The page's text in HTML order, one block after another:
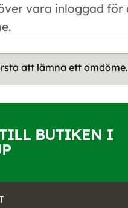
att lämna ett omdöme.
BUTIKEN I